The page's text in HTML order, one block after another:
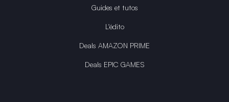
Guides et tutos
L'édito
Deals AMAZON PRIME
Deals EPIC GAMES